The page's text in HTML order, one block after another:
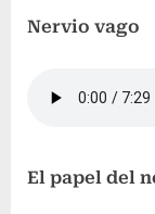
Nervio vago
El papel del